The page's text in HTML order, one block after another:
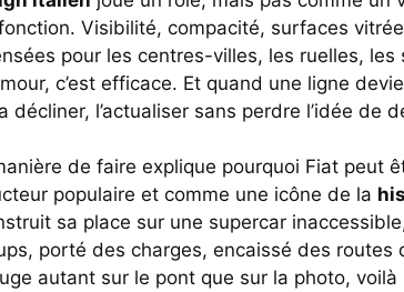
Visibilité, compacité, surfaces
pour les centres-villes, les ruelles, les
c’est efficace. Et quand une ligne
décliner, l’actualiser sans perdre l’idée de
de faire explique pourquoi Fiat peut
populaire et comme une icône de la
sa place sur une supercar
porté des charges, encaissé des routes
autant sur le pont que sur la photo,